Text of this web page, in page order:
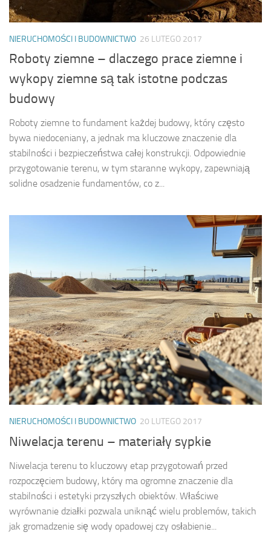
NIERUCHOMOŚCI I BUDOWNICTWO 26 LUTEGO 2017
Roboty ziemne – dlaczego prace ziemne i
wykopy ziemne są tak istotne podczas
budowy
Roboty ziemne to fundament każdej budowy, który często
bywa niedoceniany, a jednak ma kluczowe znaczenie dla
stabilności i bezpieczeństwa całej konstrukcji. Odpowiednie
przygotowanie terenu, w tym staranne wykopy, zapewniają
solidne osadzenie fundamentów, co z...
NIERUCHOMOŚCI I BUDOWNICTWO 20 LUTEGO 2017
Niwelacja terenu – materiały sypkie
Niwelacja terenu to kluczowy etap przygotowań przed
rozpoczęciem budowy, który ma ogromne znaczenie dla
stabilności i estetyki przyszłych obiektów. Właściwe
wyrównanie działki pozwala uniknąć wielu problemów, takich
jak gromadzenie się wody opadowej czy osłabienie...